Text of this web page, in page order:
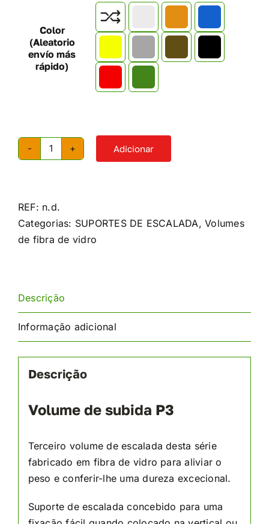
Color
(Aleatorio
envío más
rápido)
Quantidade
de
subida
P3
Adicionar
REF: n.d.
Categorias: SUPORTES DE ESCALADA,Volumes
de fibra de vidro
Descrição
Informação adicional
Descrição
Volume de subida P3
Terceiro volume de escalada desta série
fabricado em fibra de vidro para aliviar o
peso e conferir-lhe uma dureza excecional.
Suporte de escalada concebido para uma